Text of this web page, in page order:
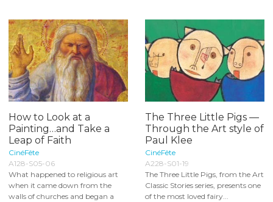
How to Look at a
Painting…and Take a
Leap of Faith
CinéFête
A128-S05-06
What happened to religious art
when it came down from the
walls of churches and began a
The Three Little Pigs —
Through the Art style of
Paul Klee
CinéFête
A228-S01-19
The Three Little Pigs, from the Art
Classic Stories series, presents one
of the most loved fairy...